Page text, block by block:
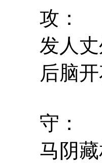
攻：
发人丈
后脑开
守：
马阴藏